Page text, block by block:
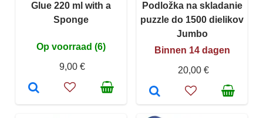
Glue 220 ml with a
Sponge
Op voorraad (6)
9,00 €
Podložka na skladanie
puzzle do 1500 dielikov
Jumbo
Binnen 14 dagen
20,00 €